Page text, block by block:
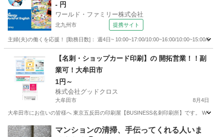
- 円
ワールド・ファミリー株式会社
北九州市 提携サイト
主婦(夫)の働くを応援！ [勤務日数]： 週4日~ 10:00~17:00/10:00~16:00/10:00~15:00/
営業
【名刺・ショップカード印刷】の 開拓営業！！副
業可！大牟田市
1円～
株式会社グッドクロス
大牟田市 8月4日
大牟田市にお住いの皆様へ 東京五反田の印刷屋【BUSINESS名刺印刷所】です。 W
福岡 大牟田市 営業 スタッフ
マンションの清掃、手伝ってくれる人いま